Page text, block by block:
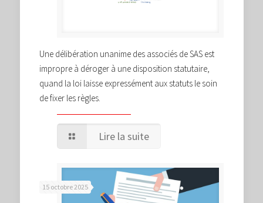
Une délibération unanime des associés de SAS est
impropre à déroger à une disposition statutaire,
quand la loi laisse expressément aux statuts le soin
de fixer les règles.
Lire la suite
15 octobre 2025